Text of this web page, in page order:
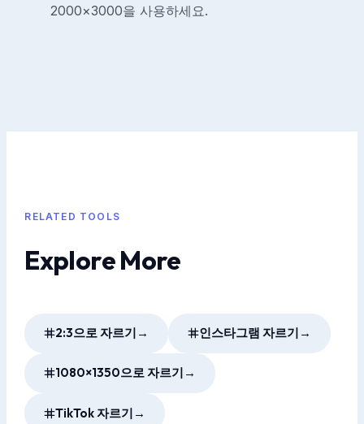
2000×3000을 사용하세요.
RELATED TOOLS
Explore More
2:3으로 자르기 → 인스타그램 자르기 →
1080×1350으로 자르기 →
TikTok 자르기 →